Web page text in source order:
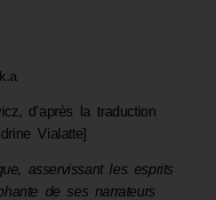
d’après la traduction
Vialatte]
asservissant les esprits
de ses narrateurs